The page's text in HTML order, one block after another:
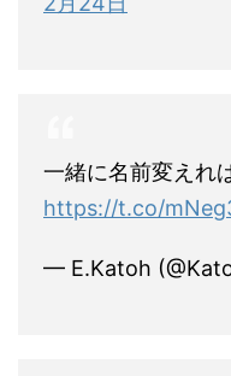
一緒に名前変えれ
https://t.co/
— E.Katoh